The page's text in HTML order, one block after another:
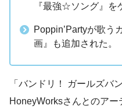
『最強☆ソング』を
Poppin’Partyが歌う
画』も追加された。
「バンドリ！ ガールズバ
HoneyWorksさんとのア